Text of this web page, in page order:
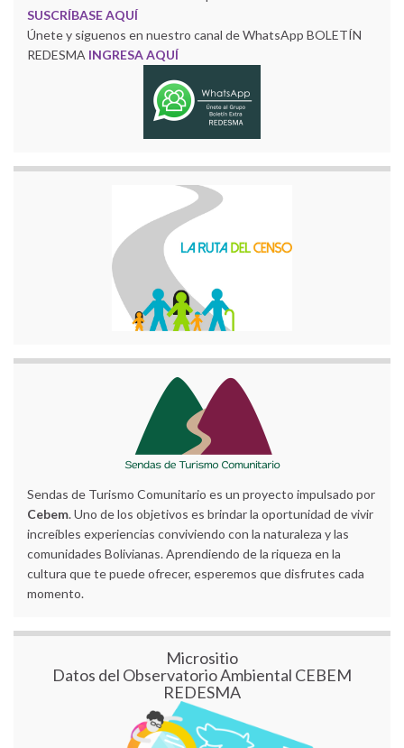
SUSCRÍBASE AQUÍ
Únete y siguenos en nuestro canal de WhatsApp BOLETÍN
REDESMA INGRESA AQUÍ
Sendas de Turismo Comunitario es un proyecto impulsado por
Cebem. Uno de los objetivos es brindar la oportunidad de vivir
increíbles experiencias conviviendo con la naturaleza y las
comunidades Bolivianas. Aprendiendo de la riqueza en la
cultura que te puede ofrecer, esperemos que disfrutes cada
momento.
Micrositio
Datos del Observatorio Ambiental CEBEM
REDESMA